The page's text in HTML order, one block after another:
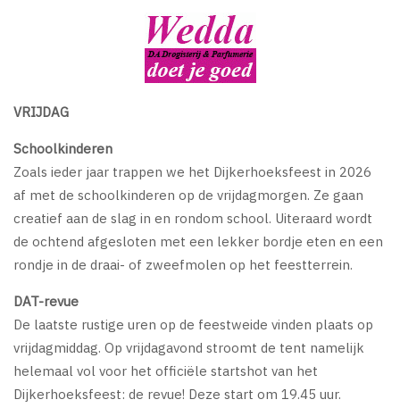
VRIJDAG
Schoolkinderen
Zoals ieder jaar trappen we het Dijkerhoeksfeest in 2026
af met de schoolkinderen op de vrijdagmorgen. Ze gaan
creatief aan de slag in en rondom school. Uiteraard wordt
de ochtend afgesloten met een lekker bordje eten en een
rondje in de draai- of zweefmolen op het feestterrein.
DAT-revue
De laatste rustige uren op de feestweide vinden plaats op
vrijdagmiddag. Op vrijdagavond stroomt de tent namelijk
helemaal vol voor het officiële startshot van het
Dijkerhoeksfeest: de revue! Deze start om 19.45 uur.